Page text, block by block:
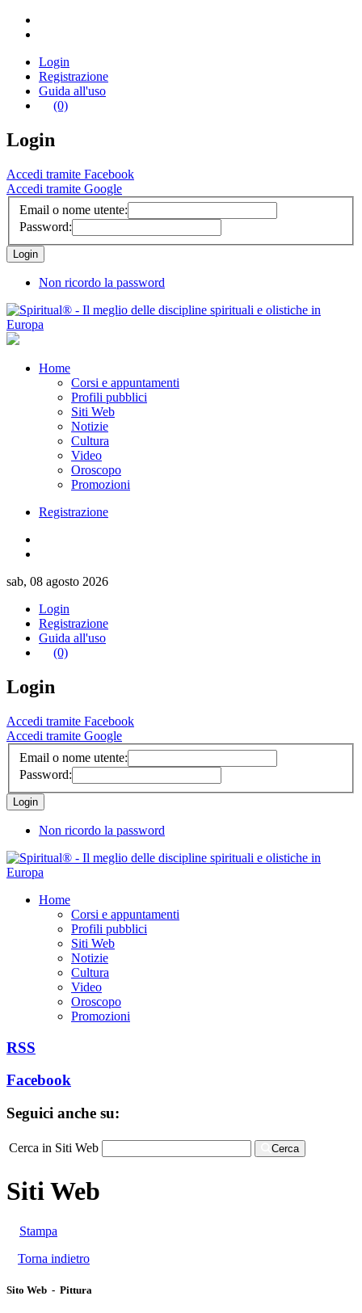
Login
Registrazione
Guida all'uso
(0)
Login
Accedi tramite Facebook
Accedi tramite Google
Email o nome utente:
Password:
Non ricordo la password
Home
Corsi e appuntamenti
Profili pubblici
Siti Web
Notizie
Cultura
Video
Oroscopo
Promozioni
Registrazione
sab, 08 agosto 2026
Login
Registrazione
Guida all'uso
(0)
Login
Accedi tramite Facebook
Accedi tramite Google
Email o nome utente:
Password:
Non ricordo la password
Home
Corsi e appuntamenti
Profili pubblici
Siti Web
Notizie
Cultura
Video
Oroscopo
Promozioni
RSS
Facebook
Seguici anche su:
Cerca in Siti Web Cerca
Siti Web
Stampa
Torna indietro
Sito Web - Pittura